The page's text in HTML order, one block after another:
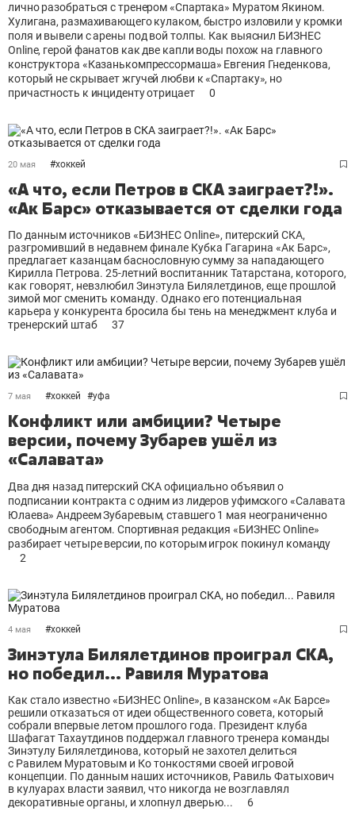
лично разобраться с тренером «Спартака» Муратом Якином.
Хулигана, размахивающего кулаком, быстро изловили у кромки
поля и вывели с арены под вой толпы. Как выяснил БИЗНЕС
Online, герой фанатов как две капли воды похож на главного
конструктора «Казанькомпрессормаша» Евгения Гнеденкова,
который не скрывает жгучей любви к «Спартаку», но
причастность к инциденту отрицает
0
20 мая #хоккей
«А что, если Петров в СКА заиграет?!».
«Ак Барс» отказывается от сделки года
По данным источников «БИЗНЕС Online», питерский СКА,
разгромивший в недавнем финале Кубка Гагарина «Ак Барс»,
предлагает казанцам баснословную сумму за нападающего
Кирилла Петрова. 25-летний воспитанник Татарстана, которого,
как говорят, невзлюбил Зинэтула Билялетдинов, еще прошлой
зимой мог сменить команду. Однако его потенциальная
карьера у конкурента бросила бы тень на менеджмент клуба и
тренерский штаб
37
7 мая #хоккей #уфа
Конфликт или амбиции? Четыре
версии, почему Зубарев ушёл из
«Салавата»
Два дня назад питерский СКА официально объявил о
подписании контракта с одним из лидеров уфимского «Салавата
Юлаева» Андреем Зубаревым, ставшего 1 мая неограниченно
свободным агентом. Спортивная редакция «БИЗНЕС Online»
разбирает четыре версии, по которым игрок покинул команду
2
4 мая #хоккей
Зинэтула Билялетдинов проиграл СКА,
но победил... Равиля Муратова
Как стало известно «БИЗНЕС Online», в казанском «Ак Барсе»
решили отказаться от идеи общественного совета, который
собрали впервые летом прошлого года. Президент клуба
Шафагат Тахаутдинов поддержал главного тренера команды
Зинэтулу Билялетдинова, который не захотел делиться
с Равилем Муратовым и Ко тонкостями своей игровой
концепции. По данным наших источников, Равиль Фатыхович
в кулуарах власти заявил, что никогда не возглавлял
декоративные органы, и хлопнул дверью...
6